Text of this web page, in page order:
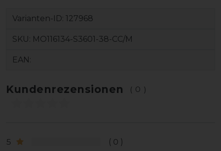
Varianten-ID: 127968
SKU: MO116134-S3601-38-CC/M
EAN:
Kundenrezensionen (0)
5
0